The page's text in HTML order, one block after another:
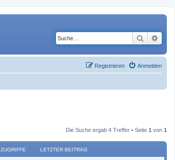
Suche
Anmelden
Registrieren
Die Suche ergab 4 Treffer • Seite 1 von 1
ZUGRIFFE LETZTER BEITRAG